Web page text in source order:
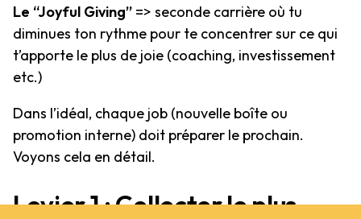
Le “Joyful Giving” => seconde carrière où tu
diminues ton rythme pour te concentrer sur ce qui
t’apporte le plus de joie (coaching, investissement
etc.)
Dans l’idéal, chaque job (nouvelle boîte ou
promotion interne) doit préparer le prochain.
Voyons cela en détail.
Levier 1 : Collecter le plus